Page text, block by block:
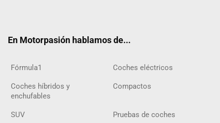
En Motorpasión hablamos de...
Fórmula1 Coches eléctricos
Coches híbridos y
enchufables
Compactos
SUV Pruebas de coches